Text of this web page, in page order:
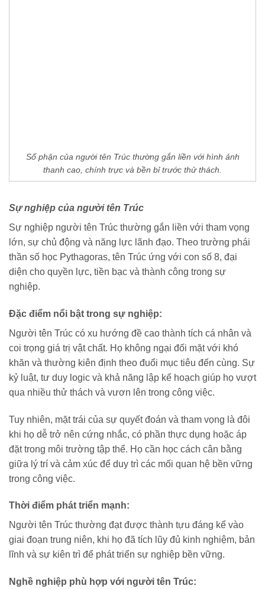
Số phận của người tên Trúc thường gắn liền với hình ảnh
thanh cao, chính trực và bền bỉ trước thử thách.
Sự nghiệp của người tên Trúc
Sự nghiệp người tên Trúc thường gắn liền với tham vọng
lớn, sự chủ động và năng lực lãnh đạo. Theo trường phái
thần số học Pythagoras, tên Trúc ứng với con số 8, đại
diện cho quyền lực, tiền bạc và thành công trong sự
nghiệp.
Đặc điểm nổi bật trong sự nghiệp:
Người tên Trúc có xu hướng đề cao thành tích cá nhân và
coi trọng giá trị vật chất. Họ không ngại đối mặt với khó
khăn và thường kiên định theo đuổi mục tiêu đến cùng. Sự
kỷ luật, tư duy logic và khả năng lập kế hoạch giúp họ vượt
qua nhiều thử thách và vươn lên trong công việc.
Tuy nhiên, mặt trái của sự quyết đoán và tham vọng là đôi
khi họ dễ trở nên cứng nhắc, có phần thực dụng hoặc áp
đặt trong môi trường tập thể. Họ cần học cách cân bằng
giữa lý trí và cảm xúc để duy trì các mối quan hệ bền vững
trong công việc.
Thời điểm phát triển mạnh:
Người tên Trúc thường đạt được thành tựu đáng kể vào
giai đoạn trung niên, khi họ đã tích lũy đủ kinh nghiệm, bản
lĩnh và sự kiên trì để phát triển sự nghiệp bền vững.
Nghề nghiệp phù hợp với người tên Trúc: